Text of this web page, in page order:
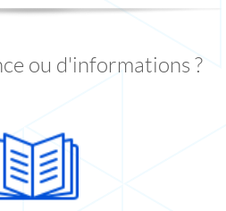
ou d'informations ?